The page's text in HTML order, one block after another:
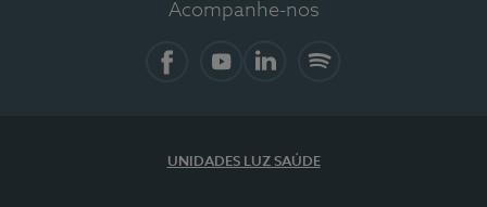
Acompanhe-nos
UNIDADES LUZ SAÚDE